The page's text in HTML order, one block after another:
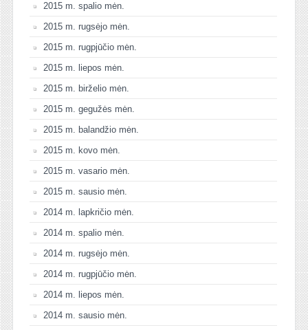
2015 m. spalio mėn.
2015 m. rugsėjo mėn.
2015 m. rugpjūčio mėn.
2015 m. liepos mėn.
2015 m. birželio mėn.
2015 m. gegužės mėn.
2015 m. balandžio mėn.
2015 m. kovo mėn.
2015 m. vasario mėn.
2015 m. sausio mėn.
2014 m. lapkričio mėn.
2014 m. spalio mėn.
2014 m. rugsėjo mėn.
2014 m. rugpjūčio mėn.
2014 m. liepos mėn.
2014 m. sausio mėn.